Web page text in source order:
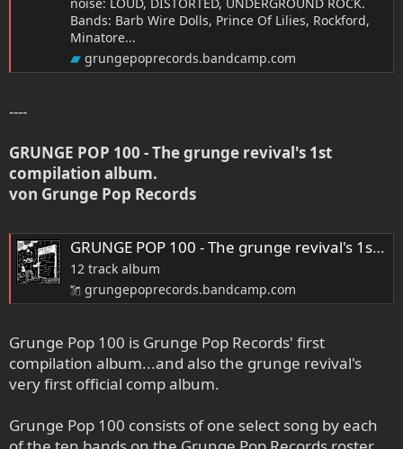
Bands: Barb Wire Dolls, Prince Of Lilies, Rockford,
Minatore...
grungepoprecords.bandcamp.com
----
GRUNGE POP 100 - The grunge revival's 1st
compilation album.
von Grunge Pop Records
GRUNGE POP 100 - The grunge revival's 1st compilation album., by Grunge Pop Records
12 track album
grungepoprecords.bandcamp.com
Grunge Pop 100 is Grunge Pop Records' first
compilation album...and also the grunge revival's
very first official comp album.
Grunge Pop 100 consists of one select song by each